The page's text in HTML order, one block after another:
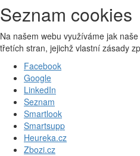
Seznam cookies
Na našem webu využíváme jak
třetích stran, jejichž vlastní zásady
Facebook
Google
LinkedIn
Seznam
Smartlook
Smartsupp
Heureka.cz
Zbozi.cz